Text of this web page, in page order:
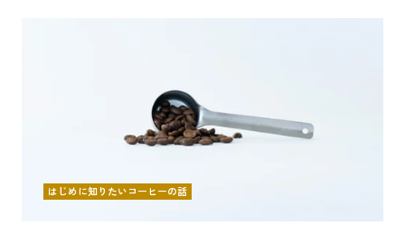
はじめに知りたいコーヒーの話